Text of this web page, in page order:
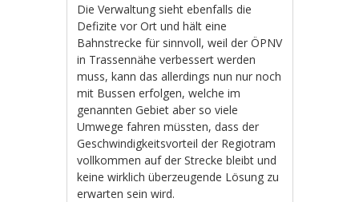
Die Verwaltung sieht ebenfalls die
Defizite vor Ort und hält eine
Bahnstrecke für sinnvoll, weil der ÖPNV
in Trassennähe verbessert werden
muss, kann das allerdings nun nur noch
mit Bussen erfolgen, welche im
genannten Gebiet aber so viele
Umwege fahren müssten, dass der
Geschwindigkeitsvorteil der Regiotram
vollkommen auf der Strecke bleibt und
keine wirklich überzeugende Lösung zu
erwarten sein wird.